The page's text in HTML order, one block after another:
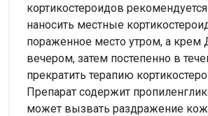
кортикостероидов
наносить местные
пораженное место утром, а крем
вечером, затем постепенно в
прекратить терапию
Препарат содержит
может вызвать раздражение